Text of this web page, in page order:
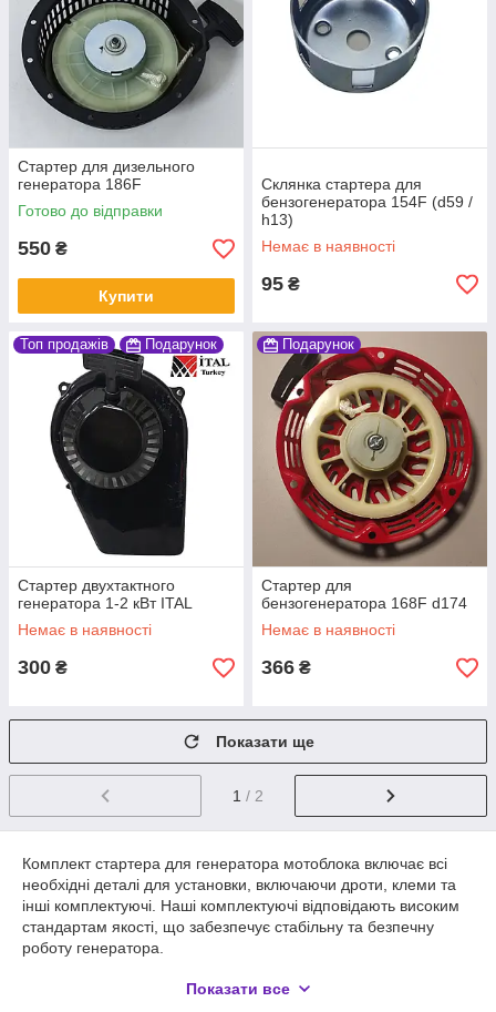
Стартер для дизельного
генератора 186F
Готово до відправки
550 ₴
Купити
Склянка стартера для
бензогенератора 154F (d59 /
h13)
Немає в наявності
95 ₴
Топ продажів Подарунок
Стартер двухтактного
генератора 1-2 кВт ITAL
Немає в наявності
300 ₴
Подарунок
Стартер для
бензогенератора 168F d174
Немає в наявності
366 ₴
Показати ще
1 / 2
Комплект стартера для генератора мотоблока включає всі
необхідні деталі для установки, включаючи дроти, клеми та
інші комплектуючі. Наші комплектуючі відповідають високим
стандартам якості, що забезпечує стабільну та безпечну
роботу генератора.
шукайте далі, ніж наш інтернет-магазин. Ми гарантуємо
Показати все